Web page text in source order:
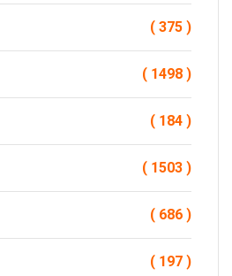
( 375 )
( 1498 )
( 184 )
( 1503 )
( 686 )
( 197 )